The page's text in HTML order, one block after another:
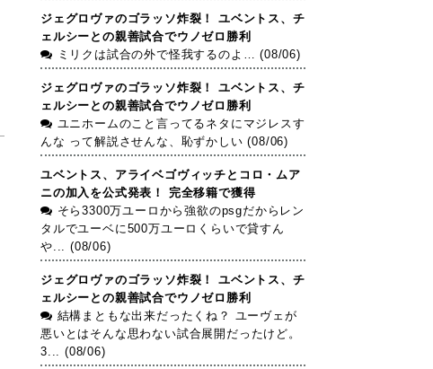
ジェグロヴァのゴラッソ炸裂！ ユベントス、チ
ェルシーとの親善試合でウノゼロ勝利
ミリクは試合の外で怪我するのよ… (08/06)
ジェグロヴァのゴラッソ炸裂！ ユベントス、チ
ェルシーとの親善試合でウノゼロ勝利
ユニホームのこと言ってるネタにマジレスす
んな って解説させんな、恥ずかしい (08/06)
ユベントス、アライベゴヴィッチとコロ・ムア
ニの加入を公式発表！ 完全移籍で獲得
そら3300万ユーロから強欲のpsgだからレン
タルでユーベに500万ユーロくらいで貸すん
や... (08/06)
ジェグロヴァのゴラッソ炸裂！ ユベントス、チ
ェルシーとの親善試合でウノゼロ勝利
結構まともな出来だったくね？ ユーヴェが
悪いとはそんな思わない試合展開だったけど。
3... (08/06)